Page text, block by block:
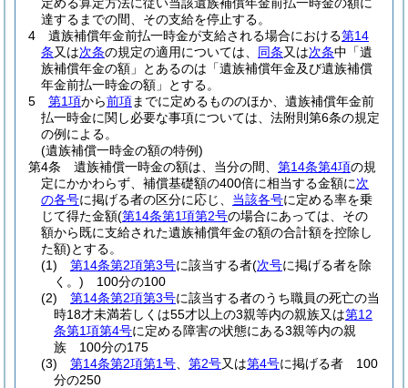
達するまでの間、その支給を停止する。
4
遺族補償年金前払一時金が支給される場合における第14
条又は次条の規定の適用については、 同条又は次条中「遺
族補償年金の額」とあるのは「遺族補償年金及び遺族補償
年金前払一時金の額」とする。
5
第1項から前項までに定めるもののほか、遺族補償年金前
払一時金に関し必要な事項については、法附則第6条の規定
の例による。
(遺族補償一時金の額の特例)
第4条
遺族補償一時金の額は、当分の間、 第14条第4項の規
定にかかわらず、補償基礎額の400倍に相当する金額に次
の各号に掲げる者の区分に応じ、 当該各号に定める率を乗
じて得た金額(第14条第1項第2号の場合にあっては、その
額から既に支給された遺族補償年金の額の合計額を控除し
た額)とする。
(1)
第14条第2項第3号に該当する者(次号に掲げる者を除
く。) 100分の100
(2)
第14条第2項第3号に該当する者のうち職員の死亡の当
時18才未満若しくは55才以上の3親等内の親族又は第12
条第1項第4号に定める障害の状態にある3親等内の親
族 100分の175
(3)
第14条第2項第1号 第2号又は第4号に掲げる者 100
分の250